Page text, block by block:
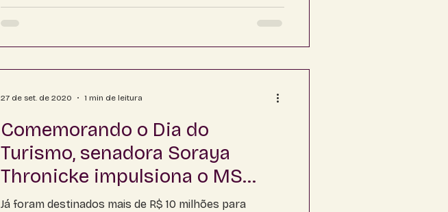
Comemorando o Dia do
Turismo, senadora Soraya
Thronicke impulsiona o MS
com recursos para o setor
Já foram destinados mais de R$ 10 milhões para
27 de set. de 2020 1 min de leitura